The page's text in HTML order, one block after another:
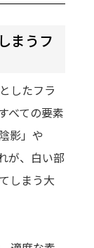
まうフ
したフラ
べての要素
影」や
が、白い部
しまう大